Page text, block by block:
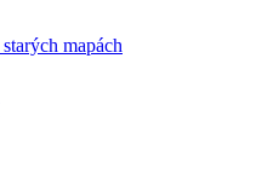
mapách